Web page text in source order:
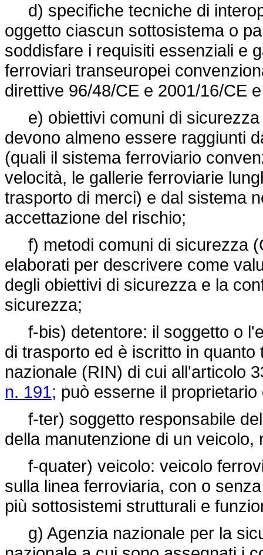
d) specifiche tecniche di
oggetto ciascun sottosistema o
soddisfare i requisiti essenziali e
ferroviari transeuropei
direttive 96/48/CE e 2001/16/CE
e) obiettivi comuni di sicurezza
devono almeno essere raggiunti
(quali il sistema ferroviario
velocità, le gallerie ferroviarie
trasporto di merci) e dal sistema
accettazione del rischio;
f) metodi comuni di sicurezza
elaborati per descrivere come
degli obiettivi di sicurezza e la
sicurezza;
f-bis) detentore: il soggetto o
di trasporto ed è iscritto in
nazionale (RIN) di cui all'articolo
n. 191; può esserne il
f-ter) soggetto responsabile
della manutenzione di un
f-quater) veicolo: veicolo
sulla linea ferroviaria, con o
più sottosistemi strutturali e
g) Agenzia nazionale per la